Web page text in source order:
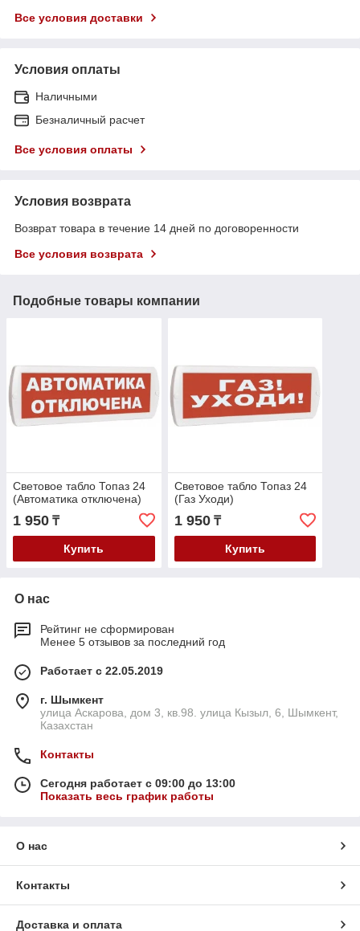
Все условия доставки
Условия оплаты
Наличными
Безналичный расчет
Все условия оплаты
Условия возврата
Возврат товара в течение 14 дней по договоренности
Все условия возврата
Подобные товары компании
Световое табло Топаз 24
(Автоматика отключена)
1 950 ₸
Купить
Световое табло Топаз 24
(Газ Уходи)
1 950₸
Купить
О нас
Рейтинг не сформирован
Менее 5 отзывов за последний год
Работает с 22.05.2019
г. Шымкент
улица Аскарова, дом 3, кв.98. улица Кызыл, 6, Шымкент,
Казахстан
Контакты
Сегодня работает с 09:00 до 13:00
Показать весь график работы
О нас
Контакты
Доставка и оплата